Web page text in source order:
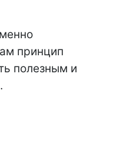
принцип
полезным и